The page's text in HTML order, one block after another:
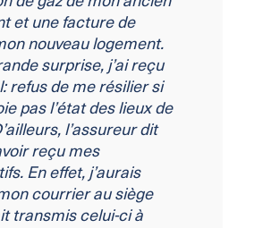
et une facture de
nouveau logement.
surprise, j’ai reçu
refus de me résilier si
pas l’état des lieux de
l’assureur dit
reçu mes
En effet, j’aurais
courrier au siège
transmis celui-ci à